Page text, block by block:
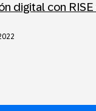
digital con RISE